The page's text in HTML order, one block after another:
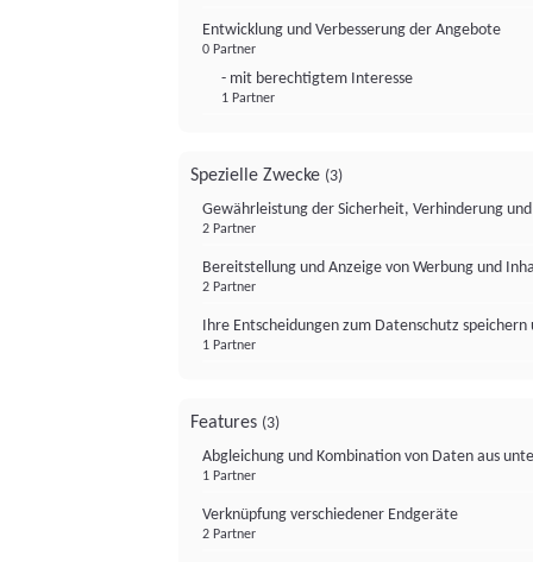
Entwicklung und Verbesserung der Angebote
0 Partner
- mit berechtigtem Interesse
1 Partner
Spezielle Zwecke (3)
Gewährleistung der Sicherheit, Verhinderung
2 Partner
Bereitstellung und Anzeige von Werbung und
2 Partner
Ihre Entscheidungen zum Datenschutz
1 Partner
Features (3)
Abgleichung und Kombination von Daten aus
1 Partner
Verknüpfung verschiedener Endgeräte
2 Partner